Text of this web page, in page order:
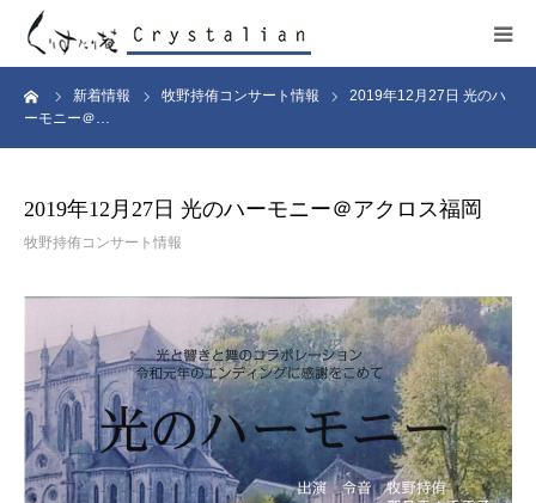
新着情報 牧野持侑コンサート情報
2019年12月27日 光のハ
ーモニー＠…
2019年12月27日 光のハーモニー＠アクロス福岡
牧野持侑コンサート情報
ヒーリング
施設紹介
コンサート
販売サイト